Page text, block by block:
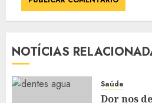
NOTÍCIAS
Saúde
Dor nos